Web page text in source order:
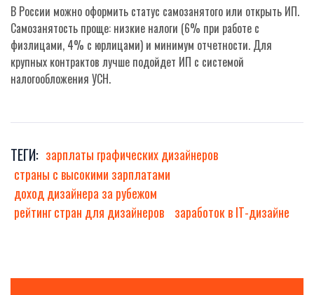
В России можно оформить статус самозанятого или открыть ИП.
Самозанятость проще: низкие налоги (6% при работе с
физлицами, 4% с юрлицами) и минимум отчетности. Для
крупных контрактов лучше подойдет ИП с системой
налогообложения УСН.
ТЕГИ: зарплаты графических дизайнеров
страны с высокими зарплатами
доход дизайнера за рубежом
рейтинг стран для дизайнеров
заработок в IT-дизайне